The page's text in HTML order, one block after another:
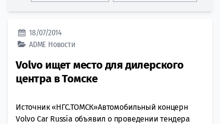
18/07/2014
ADME Новости
Volvo ищет место для дилерского
центра в Томске
Источник «НГС.ТОМСК»Автомобильный концерн
Volvo Car Russia объявил о проведении тендера